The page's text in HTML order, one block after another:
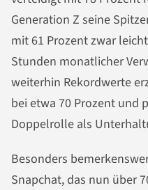
Generation Z seine
mit 61 Prozent zwar
Stunden monatlicher
weiterhin Rekordwerte
bei etwa 70 Prozent und
Doppelrolle als
Besonders
Snapchat, das nun über